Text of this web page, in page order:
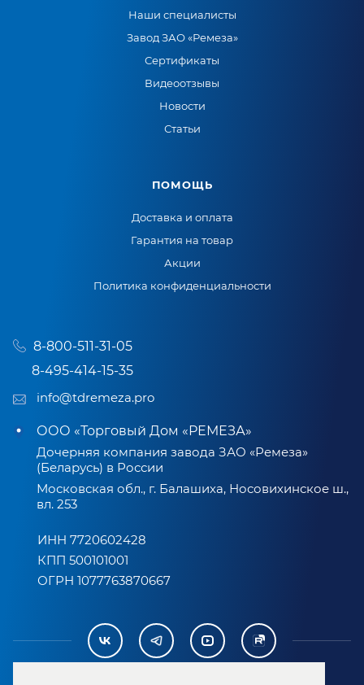
Наши специалисты
Завод ЗАО «Ремеза»
Сертификаты
Видеоотзывы
Новости
Статьи
ПОМОЩЬ
Доставка и оплата
Гарантия на товар
Акции
Политика конфиденциальности
8-800-511-31-05
8-495-414-15-35
info@tdremeza.pro
ООО «Торговый Дом «РЕМЕЗА»
Дочерняя компания завода ЗАО «Ремеза»
(Беларусь) в России
Московская обл., г. Балашиха, Носовихинское ш.,
вл. 253
ИНН 7720602428
КПП 500101001
ОГРН 1077763870667